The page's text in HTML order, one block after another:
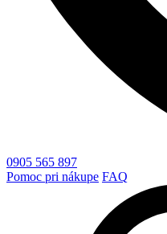
0905 565 897
Pomoc pri nákupe FAQ